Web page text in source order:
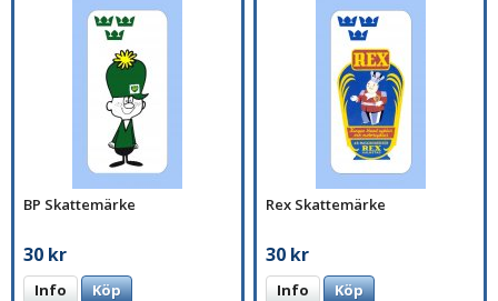
BP Skattemärke
30 kr
Info Köp
Rex Skattemärke
30 kr
Info Köp